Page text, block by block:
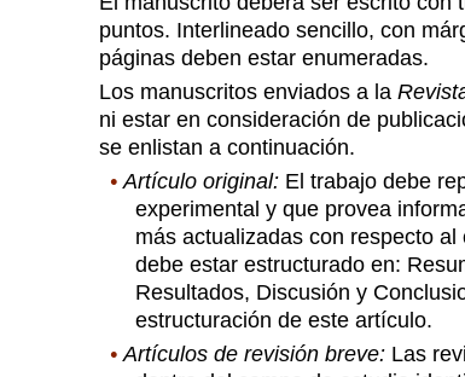
puntos. Interlineado sencillo, con
páginas deben estar enumeradas.
Los manuscritos enviados a la
ni estar en consideración de
se enlistan a continuación.
• Artículo original: El trabajo debe
experimental y que provea
más actualizadas con respecto
debe estar estructurado en:
Resultados, Discusión y
estructuración de este artículo.
• Artículos de revisión breve: Las